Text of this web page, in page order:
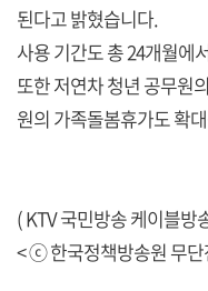
된다고 밝혔습니다.
사용 기간도 총 24개월에
또한 저연차 청년 공무원
원의 가족돌봄휴가도 확
( KTV 국민방송 케이블방
< ⓒ 한국정책방송원 무단